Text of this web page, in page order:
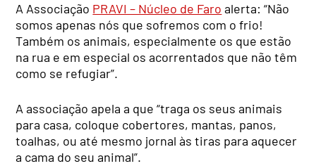
A Associação PRAVI – Núcleo de Faro alerta: “Não
somos apenas nós que sofremos com o frio!
Também os animais, especialmente os que estão
na rua e em especial os acorrentados que não têm
como se refugiar”.
A associação apela a que “traga os seus animais
para casa, coloque cobertores, mantas, panos,
toalhas, ou até mesmo jornal às tiras para aquecer
a cama do seu animal”.